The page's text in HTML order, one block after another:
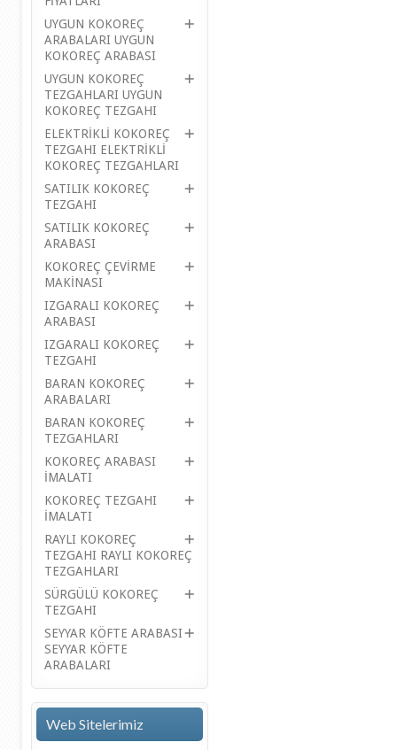
UYGUN KOKOREÇ
ARABALARI UYGUN
KOKOREÇ ARABASI
UYGUN KOKOREÇ
TEZGAHLARI UYGUN
KOKOREÇ TEZGAHI
ELEKTRİKLİ KOKOREÇ
TEZGAHI ELEKTRİKLİ
KOKOREÇ TEZGAHLARI
SATILIK KOKOREÇ
TEZGAHI
SATILIK KOKOREÇ
ARABASI
KOKOREÇ ÇEVİRME
MAKİNASI
IZGARALI KOKOREÇ
ARABASI
IZGARALI KOKOREÇ
TEZGAHI
BARAN KOKOREÇ
ARABALARI
BARAN KOKOREÇ
TEZGAHLARI
KOKOREÇ ARABASI
İMALATI
KOKOREÇ TEZGAHI
İMALATI
RAYLI KOKOREÇ
TEZGAHI RAYLI KOKOREÇ
TEZGAHLARI
SÜRGÜLÜ KOKOREÇ
TEZGAHI
SEYYAR KÖFTE ARABASI
SEYYAR KÖFTE
ARABALARI
Web Sitelerimiz